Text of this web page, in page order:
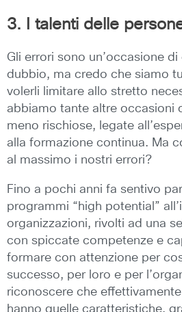
3. I talenti delle
Gli errori sono un’occasione di
dubbio, ma credo che siamo
volerli limitare allo stretto
abbiamo tante altre occasioni
meno rischiose, legate
alla formazione continua. Ma
al massimo i nostri errori?
Fino a pochi anni fa sentivo
programmi “high potential”
organizzazioni, rivolti ad una
con spiccate competenze e
formare con attenzione per
successo, per loro e per
riconoscere che
hanno quelle caratteristiche,